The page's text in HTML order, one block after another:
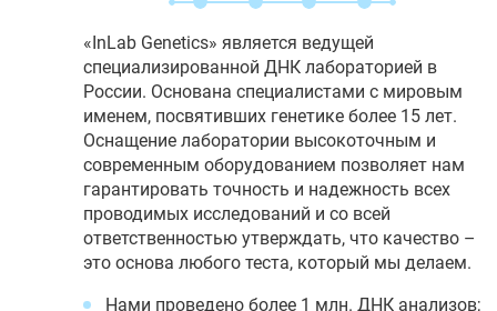
«InLab Genetics» является ведущей
специализированной ДНК лабораторией в
России. Основана специалистами с мировым
именем, посвятивших генетике более 15 лет.
Оснащение лаборатории высокоточным и
современным оборудованием позволяет нам
гарантировать точность и надежность всех
проводимых исследований и со всей
ответственностью утверждать, что качество –
это основа любого теста, который мы делаем.
Нами проведено более 1 млн. ДНК анализов;